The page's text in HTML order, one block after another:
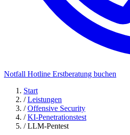
Notfall Hotline Erstberatung buchen
Start
/ Leistungen
/ Offensive Security
/ KI-Penetrationstest
/ LLM-Pentest